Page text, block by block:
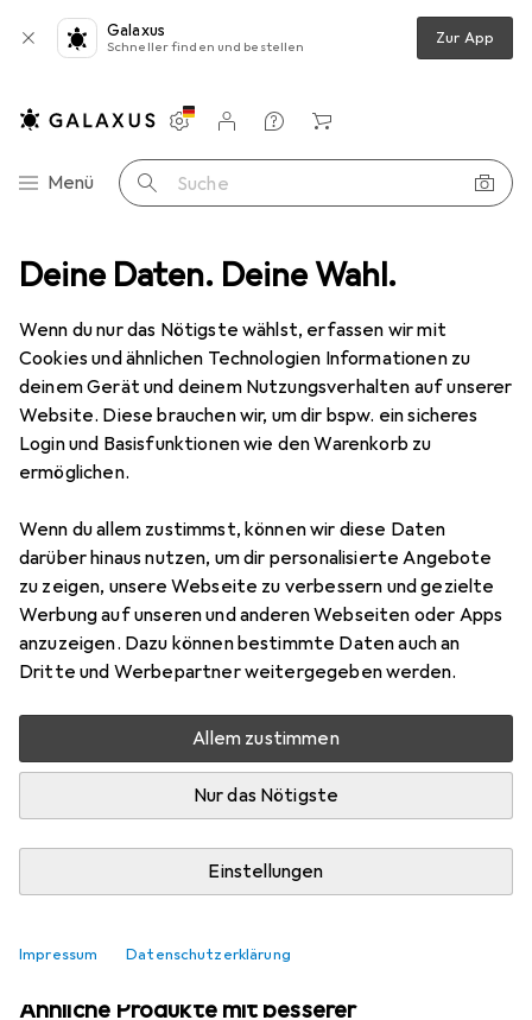
Deine Daten. Deine Wahl.
Wenn du nur das Nötigste wählst, erfassen wir mit
Cookies und ähnlichen Technologien Informationen zu
deinem Gerät und deinem Nutzungsverhalten auf unserer
Website. Diese brauchen wir, um dir bspw. ein sicheres
Login und Basisfunktionen wie den Warenkorb zu
ermöglichen.
Wenn du allem zustimmst, können wir diese Daten
darüber hinaus nutzen, um dir personalisierte Angebote
zu zeigen, unsere Webseite zu verbessern und gezielte
Werbung auf unseren und anderen Webseiten oder Apps
anzuzeigen. Dazu können bestimmte Daten auch an
Dritte und Werbepartner weitergegeben werden.
Allem zustimmen
Nur das Nötigste
Einstellungen
Impressum Datenschutzerklärung
Galaxus
Schneller finden und bestellen Zur App
Navigation nach Kategorien
Menü Suche
Einstellungen
Kundenkonto
Vergleichslisten
Merklisten
Warenkorb
Pilates Sport-BH Triumph Sport-BH "Triaction Extreme Lite"
20 Bilder
TriumphSport-BH "Triaction Extreme
Lite"
6
Bewertungen Marke
Mehr von Triumph
Aktuell nicht lieferbar
Vergleichen
Kostenloser Versand ab 30,– i
Ähnliche Produkte mit besserer